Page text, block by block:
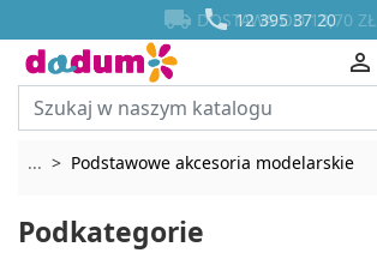
 12 395 37 20
 DOSTAWA OD 13,70 ZŁ



... Rozwiń breadcrumbs
Podstawowe akcesoria modelarskie
Podkategorie